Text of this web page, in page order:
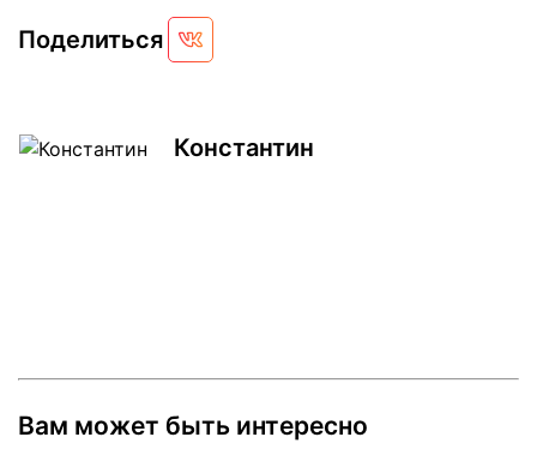
Поделиться
Константин
Вам может быть интересно